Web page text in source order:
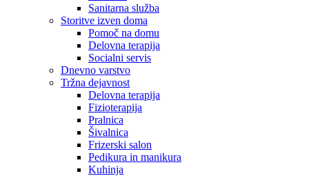
Sanitarna služba
Storitve izven doma
Pomoč na domu
Delovna terapija
Socialni servis
Dnevno varstvo
Tržna dejavnost
Delovna terapija
Fizioterapija
Pralnica
Šivalnica
Frizerski salon
Pedikura in manikura
Kuhinja